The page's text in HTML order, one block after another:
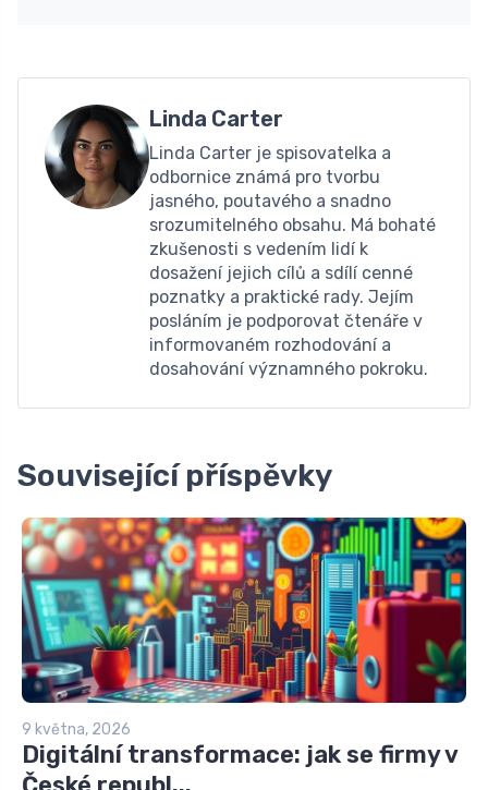
Linda Carter
Linda Carter je spisovatelka a
odbornice známá pro tvorbu
jasného, ​​poutavého a snadno
srozumitelného obsahu. Má bohaté
zkušenosti s vedením lidí k
dosažení jejich cílů a sdílí cenné
poznatky a praktické rady. Jejím
posláním je podporovat čtenáře v
informovaném rozhodování a
dosahování významného pokroku.
Související příspěvky
9 května, 2026
Digitální transformace: jak se firmy v